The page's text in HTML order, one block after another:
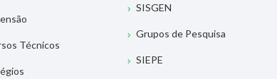
Técnicos
SISGEN
Grupos de Pesquisa
SIEPE